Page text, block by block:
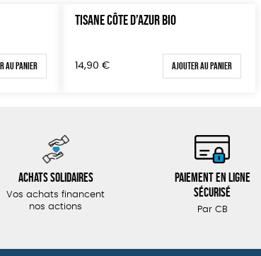
au panier
TISANE CÔTE D’AZUR BIO
14,90 € Ajouter au panier
Achats solidaires
Vos achats financent
nos actions
Paiement en ligne
sécurisé
Par CB